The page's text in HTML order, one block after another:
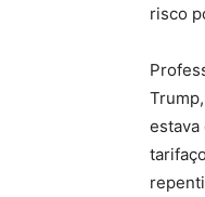
risco